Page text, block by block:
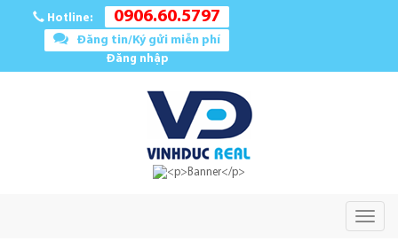
Hotline: 0906.60.5797
Đăng tin/Ký gửi miễn phí
Đăng nhập
Toggle